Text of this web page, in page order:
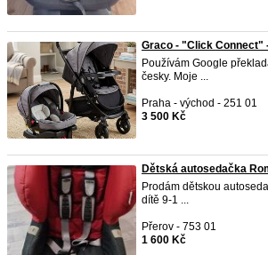
Graco - "Click Connect"
Používám Google
česky. Moje ...
Praha - východ - 251 01
3 500 Kč
Dětská autosedačka
Prodám dětskou
dítě 9-1 ...
Přerov - 753 01
1 600 Kč